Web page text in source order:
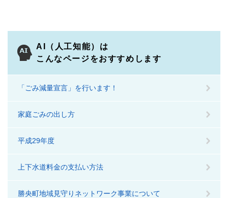
AI（人工知能）は
こんなページをおすすめします
「ごみ減量宣言」を行います！
家庭ごみの出し方
平成29年度
上下水道料金の支払い方法
勝央町地域見守りネットワーク事業について